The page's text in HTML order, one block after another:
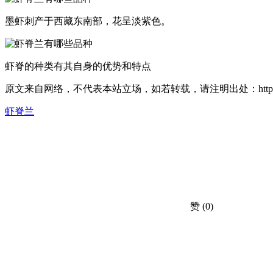
墨虾刺产于西藏东南部，花呈淡紫色。
虾脊的种类有其自身的优势和特点
原文来自网络，不代表本站立场，如若转载，请注明出处：
虾脊兰
赞 (0)